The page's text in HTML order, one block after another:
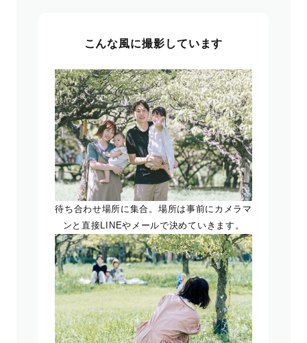
こんな風に撮影しています
待ち合わせ場所に集合。場所は事前にカメラマ
ンと直接LINEやメールで決めていきます。